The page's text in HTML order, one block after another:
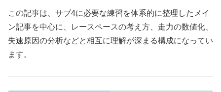
この記事は、サブ4に必要な練習を体系的に整理したメイ
ン記事を中心に、レースペースの考え方、走力の数値化、
失速原因の分析などと相互に理解が深まる構成になってい
ます。